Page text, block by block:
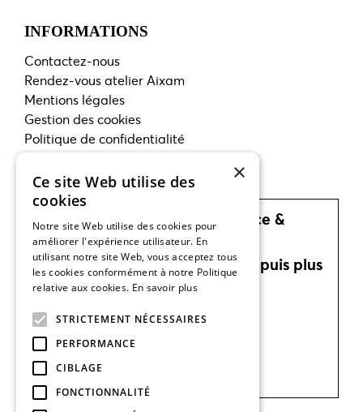
INFORMATIONS
Contactez-nous
Rendez-vous atelier Aixam
Mentions légales
Gestion des cookies
Politique de confidentialité
Nos concessions AIXAM
Concessions agréées Aixam Nice &
Cannes. Groupe Bruschet,
concessionnaire automobile depuis plus
de 60 ans sur la Côte d'Azur.
AIXAM © Groupe Bruschet
Groupe Bruschet,
152 Route Du Cannet,
06250 Mougins, France
×
Ce site Web utilise des
cookies
Notre site Web utilise des cookies pour
améliorer l'expérience utilisateur. En
utilisant notre site Web, vous acceptez tous
les cookies conformément à notre Politique
relative aux cookies. En savoir plus
STRICTEMENT NÉCESSAIRES
PERFORMANCE
CIBLAGE
FONCTIONNALITÉ